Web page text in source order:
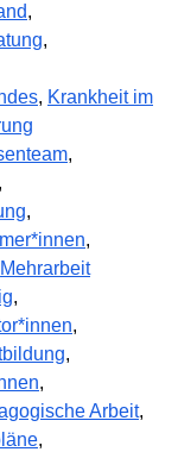
,
,
, Krankheit im
,
,
,
Mehrarbeit
,
,
,
,
Arbeit,
,